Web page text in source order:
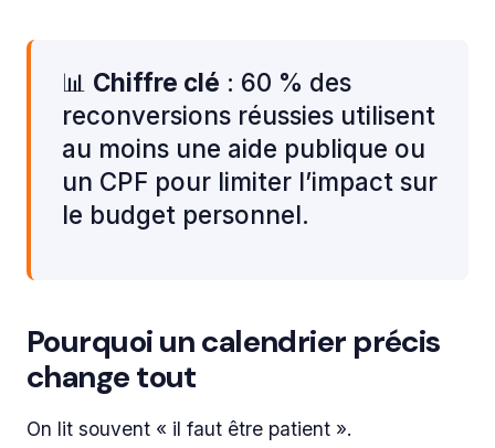
📊 Chiffre clé : 60 % des
reconversions réussies utilisent
au moins une aide publique ou
un CPF pour limiter l’impact sur
le budget personnel.
Pourquoi un calendrier précis
change tout
On lit souvent « il faut être patient ».